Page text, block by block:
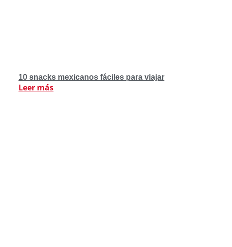
10 snacks mexicanos fáciles para viajar
Leer más